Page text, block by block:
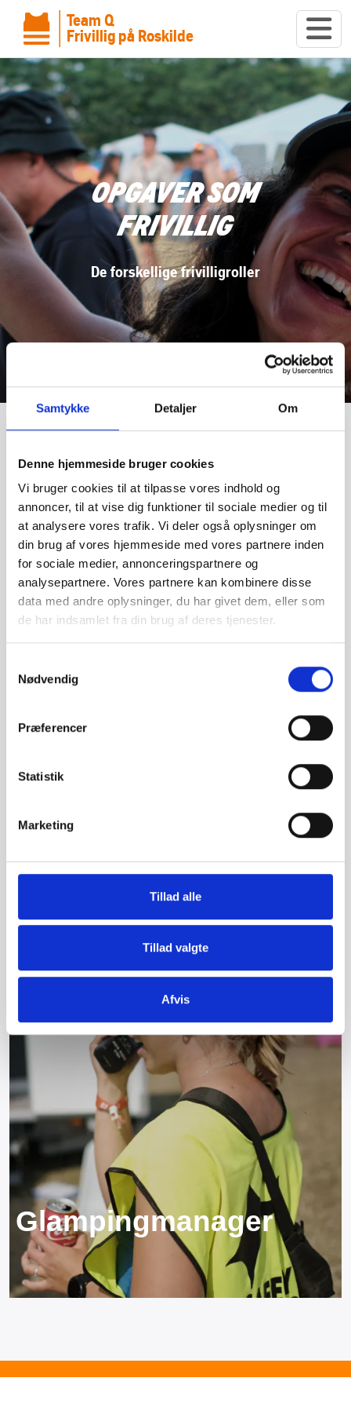
Samtykke Detaljer Om
Denne hjemmeside bruger cookies
Vi bruger cookies til at tilpasse vores indhold og
annoncer, til at vise dig funktioner til sociale medier og til
at analysere vores trafik. Vi deler også oplysninger om
din brug af vores hjemmeside med vores partnere inden
for sociale medier, annonceringspartnere og
analysepartnere. Vores partnere kan kombinere disse
data med andre oplysninger, du har givet dem, eller som
de har indsamlet fra din brug af deres tjenester.
Nødvendig
Præferencer
Statistik
Marketing
Tillad alle
Tillad valgte
Afvis
Team Q
Frivillig på Roskilde
OPGAVER SOM
FRIVILLIG
De forskellige frivilligroller
Glampingvært
Glampingmanager